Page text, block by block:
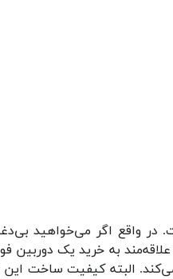
در واقع اگر می‌خواهید
به خرید یک دوربین
البته کیفیت ساخت این